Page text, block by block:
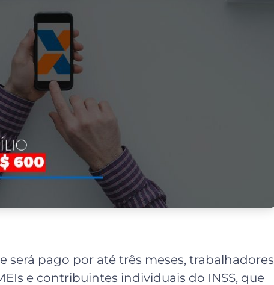
será pago por até três meses, trabalhadores
e contribuintes individuais do INSS, que